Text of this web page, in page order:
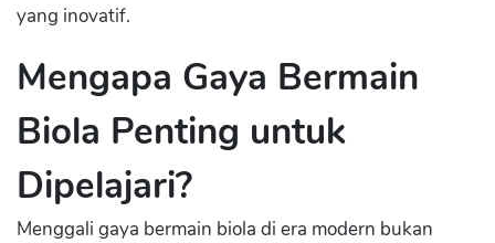
yang inovatif.
Mengapa Gaya Bermain
Biola Penting untuk
Dipelajari?
Menggali gaya bermain biola di era modern bukan